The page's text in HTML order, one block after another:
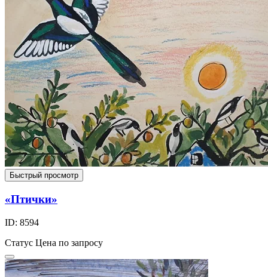
Быстрый просмотр
«Птички»
ID: 8594
Статус Цена по запросу